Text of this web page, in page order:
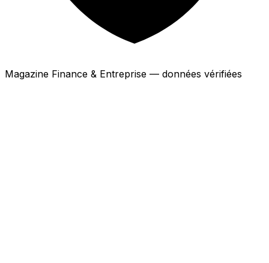
Magazine Finance & Entreprise — données vérifiées